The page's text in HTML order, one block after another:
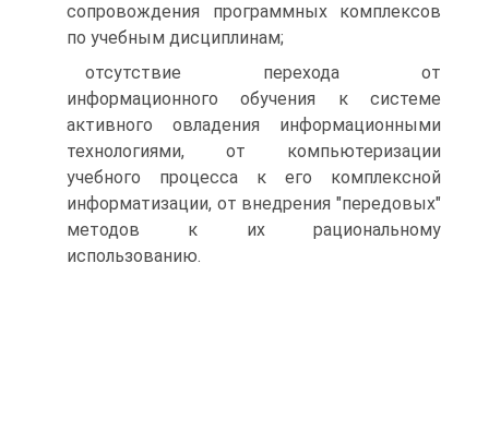
сопровождения программных комплексов
по учебным дисциплинам;
отсутствие перехода от
информационного обучения к системе
активного овладения информационными
технологиями, от компьютеризации
учебного процесса к его комплексной
информатизации, от внедрения "передовых"
методов к их рациональному
использованию.